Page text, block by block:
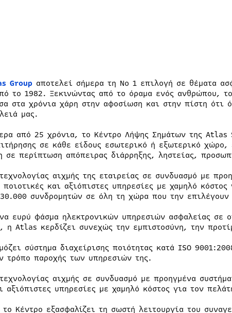
Groupαποτελεί σήμερα τη Νο 1 επιλογή σε θέματα
το 1982. Ξεκινώντας από το όραμα ενός ανθρώπου,
στα χρόνια χάρη στην αφοσίωση και στην πίστη ότι
μας.
από 25 χρόνια, το Κέντρο Λήψης Σημάτων της
σε κάθε είδους εσωτερικό ή εξωτερικό
σε περίπτωση απόπειρας διάρρηξης, ληστείας,
αιχμής της εταιρείας σε συνδυασμό με
ποιοτικές και αξιόπιστες υπηρεσίες με χαμηλό
συνδρομητών σε όλη τη χώρα που την
ευρύ φάσμα ηλεκτρονικών υπηρεσιών ασφαλείας σε
η Atlas κερδίζει συνεχώς την εμπιστοσύνη, την
σύστημα διαχείρισης ποιότητας κατά ISO
τρόπο παροχής των υπηρεσιών της.
αιχμής σε συνδυασμό με προηγμένα
αξιόπιστες υπηρεσίες με χαμηλό κόστος για τον
Κέντρο εξασφαλίζει τη σωστή λειτουργία του